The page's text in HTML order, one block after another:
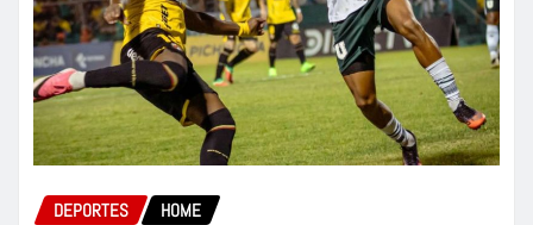
DEPORTES HOME